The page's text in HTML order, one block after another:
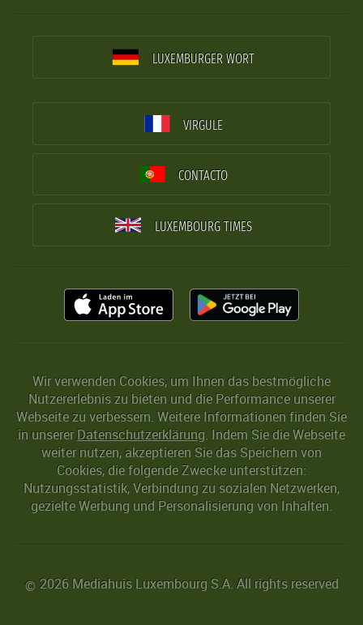
LUXEMBURGER WORT
VIRGULE
CONTACTO
LUXEMBOURG TIMES
Wir verwenden Cookies, um Ihnen das bestmögliche
Nutzererlebnis zu bieten und die Performance unserer
Webseite zu verbessern. Weitere Informationen finden Sie
in unserer Datenschutzerklärung. Indem Sie die Webseite
weiter nutzen, akzeptieren Sie das Speichern von
Cookies, die folgende Zwecke unterstützen:
Nutzungsstatistik, Verbindung zu sozialen Netzwerken,
gezielte Werbung und Personalisierung von Inhalten.
© 2026 Mediahuis Luxembourg S.A. All rights reserved